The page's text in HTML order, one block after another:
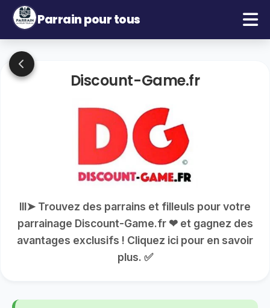
Parrain pour tous
Discount-Game.fr
lll➤ Trouvez des parrains et filleuls pour votre
parrainage Discount-Game.fr ❤ et gagnez des
avantages exclusifs ! Cliquez ici pour en savoir
plus. ✅